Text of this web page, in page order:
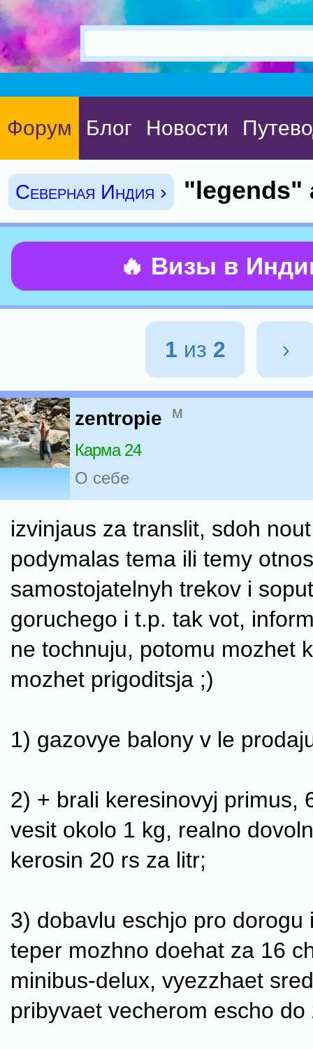
Форум Блог Новости
Северная Индия › "legends"
🔥 Визы в
1 из 2 ›
zentropie м
Карма 24
О себе
izvinjaus za translit, sdoh
podymalas tema ili temy
samostojatelnyh trekov i
goruchego i t.p. tak vot,
ne tochnuju, potomu mozhet
mozhet prigoditsja ;)
1) gazovye balony v le
2) + brali keresinovyj primus,
vesit okolo 1 kg, realno
kerosin 20 rs za litr;
3) dobavlu eschjo pro dorogu
teper mozhno doehat za 16
minibus-delux, vyezzhaet
pribyvaet vecherom escho do